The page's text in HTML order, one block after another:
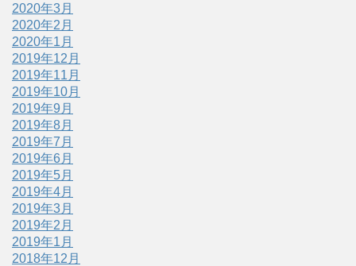
2020年3月
2020年2月
2020年1月
2019年12月
2019年11月
2019年10月
2019年9月
2019年8月
2019年7月
2019年6月
2019年5月
2019年4月
2019年3月
2019年2月
2019年1月
2018年12月